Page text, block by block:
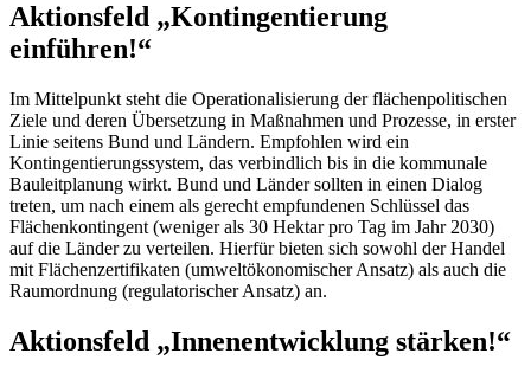
Aktionsfeld „Kontingentierung
einführen!“
Im Mittelpunkt steht die Operationalisierung der flächenpolitischen
Ziele und deren Übersetzung in Maßnahmen und Prozesse, in erster
Linie seitens Bund und Ländern. Empfohlen wird ein
Kontingentierungssystem, das verbindlich bis in die kommunale
Bauleitplanung wirkt. Bund und Länder sollten in einen Dialog
treten, um nach einem als gerecht empfundenen Schlüssel das
Flächenkontingent (weniger als 30 Hektar pro Tag im Jahr 2030)
auf die Länder zu verteilen. Hierfür bieten sich sowohl der Handel
mit Flächenzertifikaten (umweltökonomischer Ansatz) als auch die
Raumordnung (regulatorischer Ansatz) an.
Aktionsfeld „Innenentwicklung stärken!“